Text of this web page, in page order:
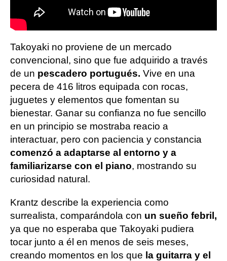
Takoyaki no proviene de un mercado
convencional, sino que fue adquirido a través
de un pescadero portugués. Vive en una
pecera de 416 litros equipada con rocas,
juguetes y elementos que fomentan su
bienestar. Ganar su confianza no fue sencillo
en un principio se mostraba reacio a
interactuar, pero con paciencia y constancia
comenzó a adaptarse al entorno y a
familiarizarse con el piano, mostrando su
curiosidad natural.
Krantz describe la experiencia como
surrealista, comparándola con un sueño febril,
ya que no esperaba que Takoyaki pudiera
tocar junto a él en menos de seis meses,
creando momentos en los que la guitarra y el